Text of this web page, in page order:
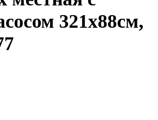
321х88см,